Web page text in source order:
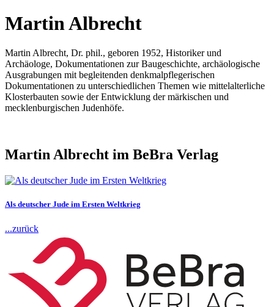
Martin Albrecht
Martin Albrecht, Dr. phil., geboren 1952, Historiker und
Archäologe, Dokumentationen zur Baugeschichte, archäologische
Ausgrabungen mit begleitenden denkmalpflegerischen
Dokumentationen zu unterschiedlichen Themen wie mittelalterliche
Klosterbauten sowie der Entwicklung der märkischen und
mecklenburgischen Judenhöfe.
Martin Albrecht im BeBra Verlag
Als deutscher Jude im Ersten Weltkrieg
...zurück